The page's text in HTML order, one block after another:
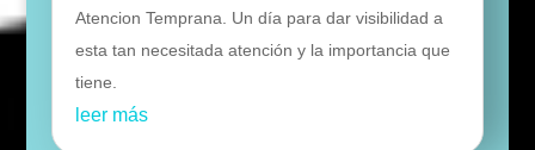
Atencion Temprana. Un día para dar visibilidad a
esta tan necesitada atención y la importancia que
tiene.
leer más